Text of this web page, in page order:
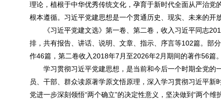
理论，植根于中华优秀传统文化，孕育于新时代全面从严治
根本遵循。习近平党建思想是一个贯通历史、现实、未来的
《习近平党建文选》第一卷、第二卷，收入习近平同志
排，共有报告、讲话、说明、文章、指示、序言等102篇。部
作46篇，第二卷收入2018年7月至2026年2月期间的著作56篇
学习贯彻习近平党建思想，是当前和今后一个时期全党
员、干部、群众读原著学原文悟原理，深入学习贯彻习近平
党进一步深刻领悟“两个确立”的决定性意义，坚决做到“两个